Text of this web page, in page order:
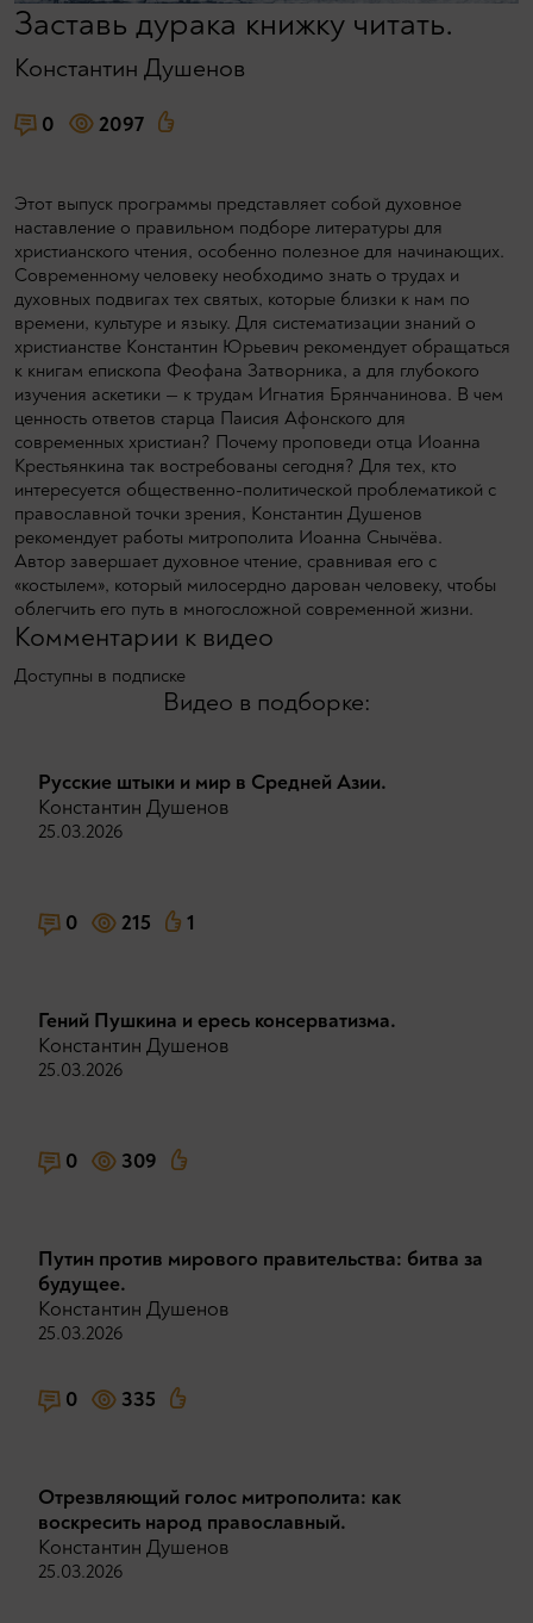
Заставь дурака книжку читать.
Константин Душенов
0 2097
Этот выпуск программы представляет собой духовное
наставление о правильном подборе литературы для
христианского чтения, особенно полезное для начинающих.
Современному человеку необходимо знать о трудах и
духовных подвигах тех святых, которые близки к нам по
времени, культуре и языку. Для систематизации знаний о
христианстве Константин Юрьевич рекомендует обращаться
к книгам епископа Феофана Затворника, а для глубокого
изучения аскетики — к трудам Игнатия Брянчанинова. В чем
ценность ответов старца Паисия Афонского для
современных христиан? Почему проповеди отца Иоанна
Крестьянкина так востребованы сегодня? Для тех, кто
интересуется общественно-политической проблематикой с
православной точки зрения, Константин Душенов
рекомендует работы митрополита Иоанна Снычёва.
Автор завершает духовное чтение, сравнивая его с
«костылем», который милосердно дарован человеку, чтобы
облегчить его путь в многосложной современной жизни.
Комментарии к видео
Доступны в подписке
Видео в подборке:
Русские штыки и мир в Средней Азии.
Константин Душенов
25.03.2026
0 215 1
Гений Пушкина и ересь консерватизма.
Константин Душенов
25.03.2026
0 309
Путин против мирового правительства: битва за
будущее.
Константин Душенов
25.03.2026
0 335
Отрезвляющий голос митрополита: как
воскресить народ православный.
Константин Душенов
25.03.2026